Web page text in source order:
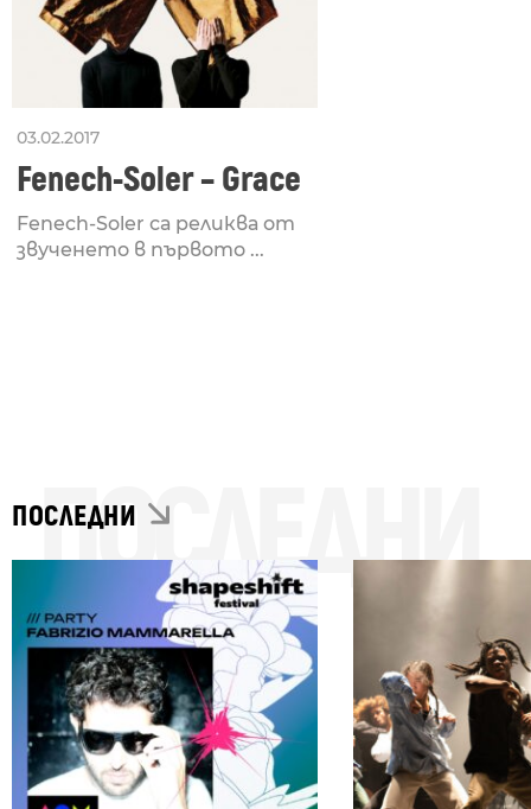
03.02.2017
Fenech-Soler – Grace
Fenech-Soler са реликва от
звученето в първото ...
ПОСЛЕДНИ
ПОСЛЕДНИ